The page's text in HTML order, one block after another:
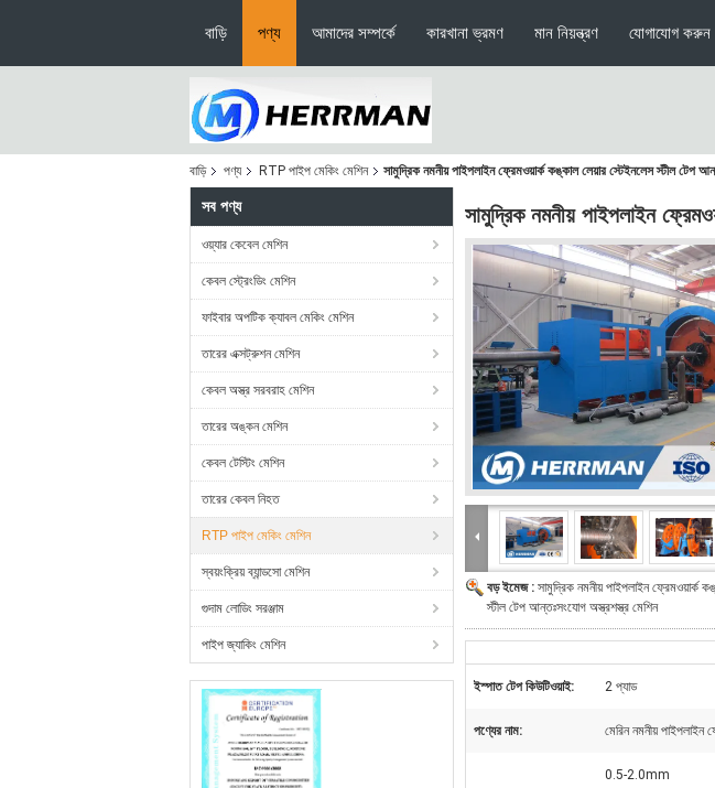
বাড়ি পণ্য আমাদের সম্পর্কে কারখানা ভ্রমণ মান নিয়ন্ত্রণ যোগাযোগ করুন
বাড়ি পণ্য RTP পাইপ মেকিং মেশিন সামুদ্রিক নমনীয় পাইপলাইন ফ্রেমওয়ার্ক কঙ্কাল লেয়ার স্টেইনলেস স্টীল টেপ
সব পণ্য
ওয়্যার কেবেল মেশিন
কেবল স্ট্রেংডিং মেশিন
ফাইবার অপটিক ক্যাবল মেকিং মেশিন
তারের এক্সট্রুশন মেশিন
কেবল অস্ত্র সরবরাহ মেশিন
তারের অঙ্কন মেশিন
কেবল টেস্টিং মেশিন
তারের কেবল নিহত
RTP পাইপ মেকিং মেশিন
স্বয়ংক্রিয় ব্যান্ডসো মেশিন
গুদাম লোডিং সরঞ্জাম
পাইপ জ্যাকিং মেশিন
সামুদ্রিক নমনীয় পাইপলাইন
বড় ইমেজ : সামুদ্রিক নমনীয় পাইপলাইন ফ্রেমওয়ার্ক
স্টীল টেপ আন্তঃসংযোগ অস্ত্রশস্ত্র মেশিন
ইস্পাত টেপ কিউটিওয়াই: 2 প্যাড
পণ্যের নাম: মেরিন নমনীয় পাইপলাইন
0.5-2.0mm